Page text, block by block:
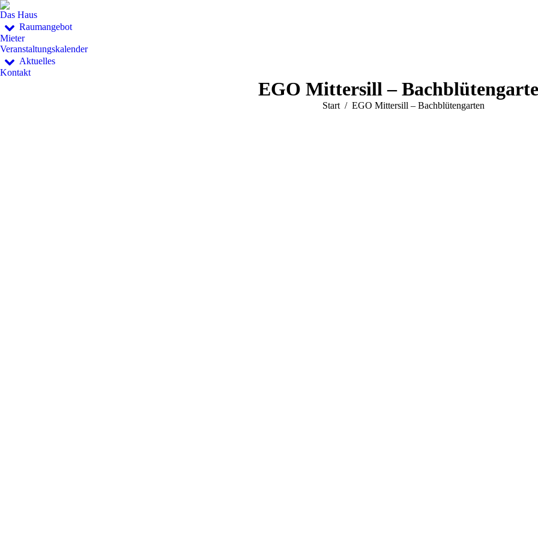
Das Haus
Raumangebot
Mieter
Veranstaltungskalender
Aktuelles
Kontakt
EGO Mittersill –
Sie befinden sich hier:
Start EGO Mittersill – Bachblütengarten